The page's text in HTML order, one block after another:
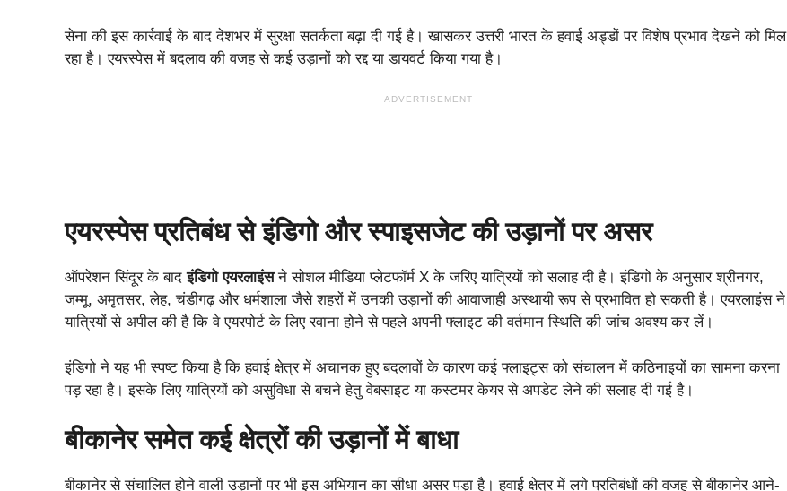
सेना की इस कार्रवाई के बाद देशभर में सुरक्षा सतर्कता बढ़ा दी गई है। खासकर उत्तरी भारत के हवाई अड्डों पर विशेष प्रभाव देखने को मिल
रहा है। एयरस्पेस में बदलाव की वजह से कई उड़ानों को रद्द या डायवर्ट किया गया है।
ADVERTISEMENT
एयरस्पेस प्रतिबंध से इंडिगो और स्पाइसजेट की उड़ानों पर असर
ऑपरेशन सिंदूर के बादइंडिगो एयरलाइंसने सोशल मीडिया प्लेटफॉर्म X के जरिए यात्रियों को सलाह दी है। इंडिगो के अनुसार श्रीनगर,
जम्मू, अमृतसर, लेह, चंडीगढ़ और धर्मशाला जैसे शहरों में उनकी उड़ानों की आवाजाही अस्थायी रूप से प्रभावित हो सकती है। एयरलाइंस ने
यात्रियों से अपील की है कि वे एयरपोर्ट के लिए रवाना होने से पहले अपनी फ्लाइट की वर्तमान स्थिति की जांच अवश्य कर लें।
इंडिगो ने यह भी स्पष्ट किया है कि हवाई क्षेत्र में अचानक हुए बदलावों के कारण कई फ्लाइट्स को संचालन में कठिनाइयों का सामना करना
पड़ रहा है। इसके लिए यात्रियों को असुविधा से बचने हेतु वेबसाइट या कस्टमर केयर से अपडेट लेने की सलाह दी गई है।
बीकानेर समेत कई क्षेत्रों की उड़ानों में बाधा
बीकानेर से संचालित होने वाली उड़ानों पर भी इस अभियान का सीधा असर पड़ा है। हवाई क्षेत्र में लगे प्रतिबंधों की वजह से बीकानेर आने-